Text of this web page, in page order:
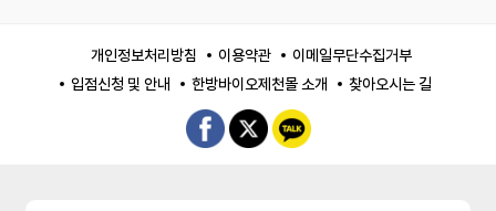
개인정보처리방침 이용약관
이메일무단수집거부
입점신청 및 안내
한방바이오제천몰 소개 찾아오시는 길